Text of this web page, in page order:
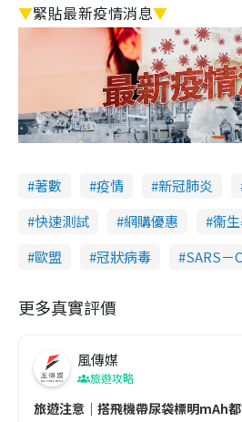
▼緊貼最新疫情消息▼
著數 疫情 新冠肺炎
快速測試
網購優惠 衞
歐盟
冠狀病毒 SARS－
更多真實評價
風傳媒
旅遊攻略
旅遊注意｜搭飛機帶尿袋標明mAh